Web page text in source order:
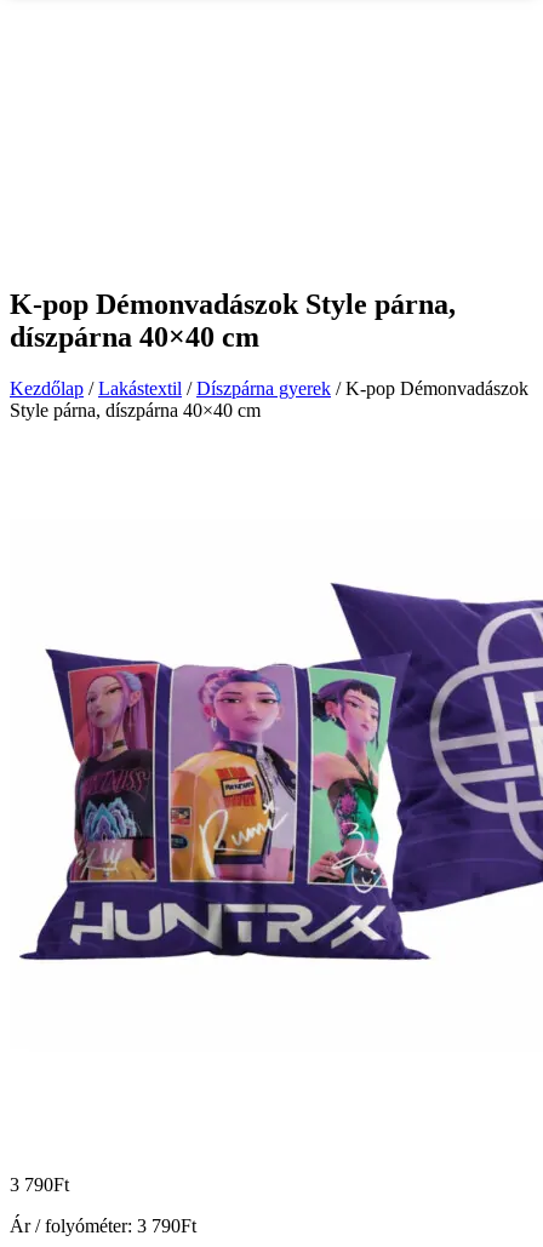
K-pop Démonvadászok Style párna,
díszpárna 40×40 cm
Kezdőlap /Lakástextil /Díszpárna gyerek / K-pop Démonvadászok
Style párna, díszpárna 40×40 cm
3 790Ft
Ár / folyóméter: 3 790Ft